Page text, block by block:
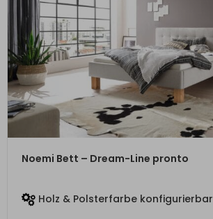
ZUM PRODUKT
Noemi Bett – Dream-Line pronto
Holz & Polsterfarbe konfigurierbar